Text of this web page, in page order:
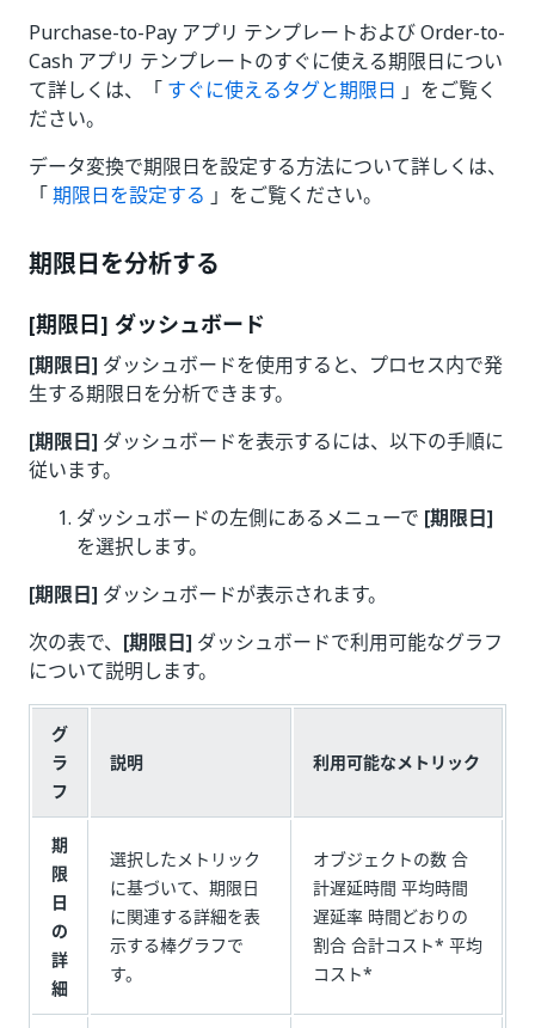
Purchase-to-Pay アプリ テンプレートおよび Order-to-
Cash アプリ テンプレートのすぐに使える期限日につい
て詳しくは、「 すぐに使えるタグと期限日 」をご覧く
ださい。
データ変換で期限日を設定する方法について詳しくは、
「期限日を設定する 」をご覧ください。
期限日を分析する
[期限日] ダッシュボード
[期限日] ダッシュボードを使用すると、プロセス内で発
生する期限日を分析できます。
[期限日] ダッシュボードを表示するには、以下の手順に
従います。
ダッシュボードの左側にあるメニューで [期限日]
を選択します。
[期限日] ダッシュボードが表示されます。
次の表で、 [期限日] ダッシュボードで利用可能なグラフ
について説明します。
グ
ラ
フ
説明 利用可能なメトリック
期
限
日
の
詳
細
選択したメトリック
に基づいて、期限日
に関連する詳細を表
示する棒グラフで
す。
オブジェクトの数 合
計遅延時間 平均時間
遅延率 時間どおりの
割合 合計コスト* 平均
コスト*